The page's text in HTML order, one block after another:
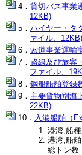
貸切バス事業
12KB)
ハイヤー・タ
ァイル、12KB)
索道事業運輸
路線及び旅客
ファイル、
鋼船船舶登録
主要貨物別海
22KB)
入港船舶（
港湾,船
港湾,船
総トン数